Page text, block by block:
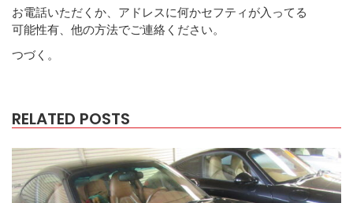
お電話いただくか、アドレスに何かセフティが入ってる
可能性有、他の方法でご連絡ください。
つづく。
RELATED POSTS